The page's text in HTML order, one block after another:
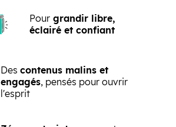
Pour grandir libre,
éclairé et confiant
Des contenus malins et
engagés, pensés pour ouvrir
l'esprit